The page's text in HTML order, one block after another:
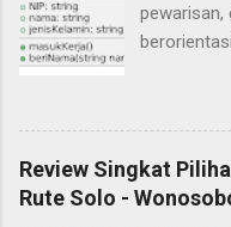
pewarisan,
Ada
turunan
mewarisi
Review Singkat
Rute Solo -